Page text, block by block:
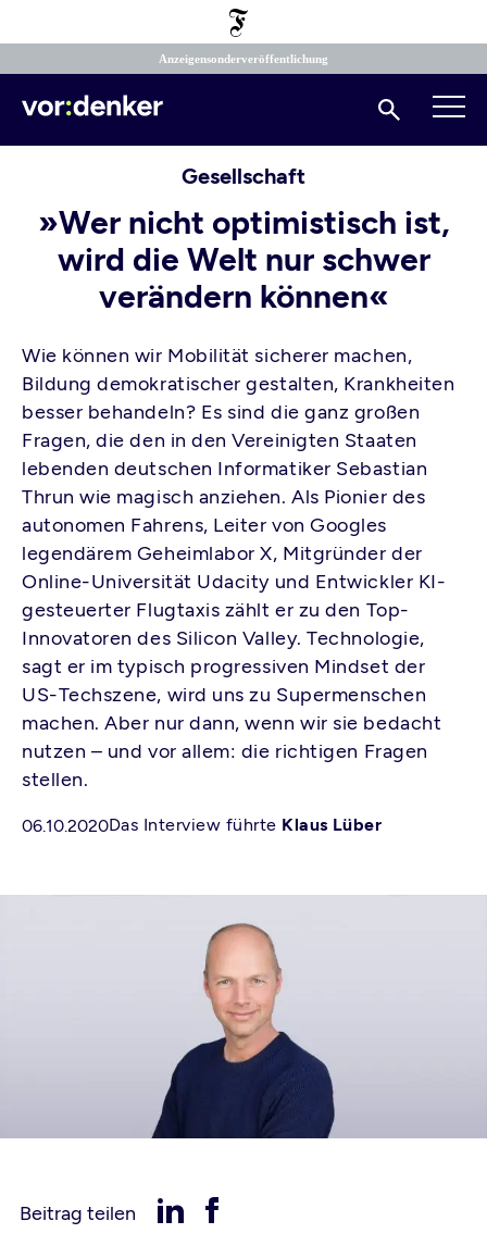
Anzeigensonderveröffentlichung
Gesellschaft
»Wer nicht optimistisch ist,
wird die Welt nur schwer
verändern können«
Wie können wir Mobilität sicherer machen,
Bildung demokratischer gestalten, Krankheiten
besser behandeln? Es sind die ganz großen
Fragen, die den in den Vereinigten Staaten
lebenden deutschen Informatiker Sebastian
Thrun wie magisch anziehen. Als Pionier des
autonomen Fahrens, Leiter von Googles
legendärem Geheimlabor X, Mitgründer der
Online-Universität Udacity und Entwickler KI-
gesteuerter Flugtaxis zählt er zu den Top-
Innovatoren des Silicon Valley. Technologie,
sagt er im typisch progressiven Mindset der
US-Techszene, wird uns zu Supermenschen
machen. Aber nur dann, wenn wir sie bedacht
nutzen – und vor allem: die richtigen Fragen
stellen.
06.10.2020Das Interview führte Klaus Lüber
Beitrag teilen